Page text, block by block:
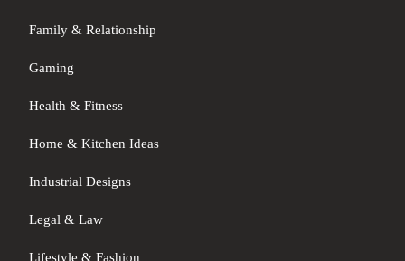
Family & Relationship
Gaming
Health & Fitness
Home & Kitchen Ideas
Industrial Designs
Legal & Law
Lifestyle & Fashion